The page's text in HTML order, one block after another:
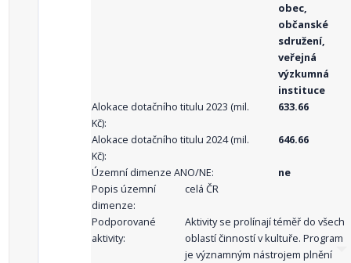
obec,
občanské
sdružení,
veřejná
výzkumná
instituce
Alokace dotačního titulu 2023 (mil.
Kč):
633.66
Alokace dotačního titulu 2024 (mil.
Kč):
646.66
Územní dimenze ANO/NE:
ne
Popis územní
dimenze:
celá ČR
Podporované
aktivity:
Aktivity se prolínají téměř do všech
oblastí činností v kultuře. Program
je významným nástrojem plnění